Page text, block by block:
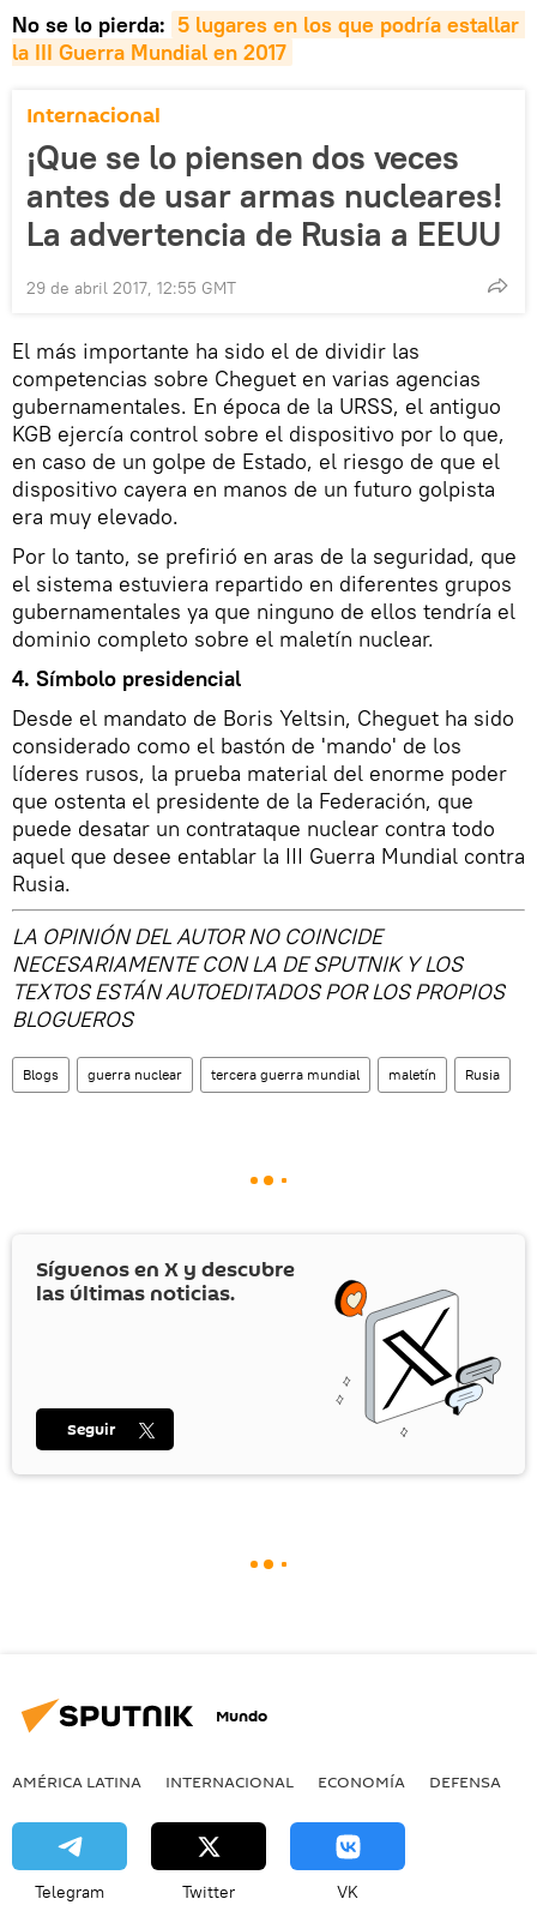
No se lo pierda: 5 lugares en los que podría estallar
la III Guerra Mundial en 2017
Internacional
¡Que se lo piensen dos veces
antes de usar armas nucleares!
La advertencia de Rusia a EEUU
29 de abril 2017, 12:55 GMT
El más importante ha sido el de dividir las
competencias sobre Cheguet en varias agencias
gubernamentales. En época de la URSS, el antiguo
KGB ejercía control sobre el dispositivo por lo que,
en caso de un golpe de Estado, el riesgo de que el
dispositivo cayera en manos de un futuro golpista
era muy elevado.
Por lo tanto, se prefirió en aras de la seguridad, que
el sistema estuviera repartido en diferentes grupos
gubernamentales ya que ninguno de ellos tendría el
dominio completo sobre el maletín nuclear.
4. Símbolo presidencial
Desde el mandato de Boris Yeltsin, Cheguet ha sido
considerado como el bastón de 'mando' de los
líderes rusos, la prueba material del enorme poder
que ostenta el presidente de la Federación, que
puede desatar un contrataque nuclear contra todo
aquel que desee entablar la III Guerra Mundial contra
Rusia.
LA OPINIÓN DEL AUTOR NO COINCIDE
NECESARIAMENTE CON LA DE SPUTNIK Y LOS
TEXTOS ESTÁN AUTOEDITADOS POR LOS PROPIOS
BLOGUEROS
Blogs guerra nuclear tercera guerra mundial maletín Rusia
Síguenos en X y descubre
las últimas noticias.
Seguir
Mundo
AMÉRICA LATINA INTERNACIONAL ECONOMÍA DEFENSA
Telegram Twitter VK